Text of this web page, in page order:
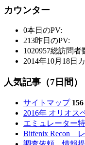
カウンター
0本日のPV:
213昨日のPV:
1020957総訪問者
2014年10月18日
人気記事（7日間）
サイトマップ 156
2016年 オリオス
エミュレーター
Bitfenix Recon